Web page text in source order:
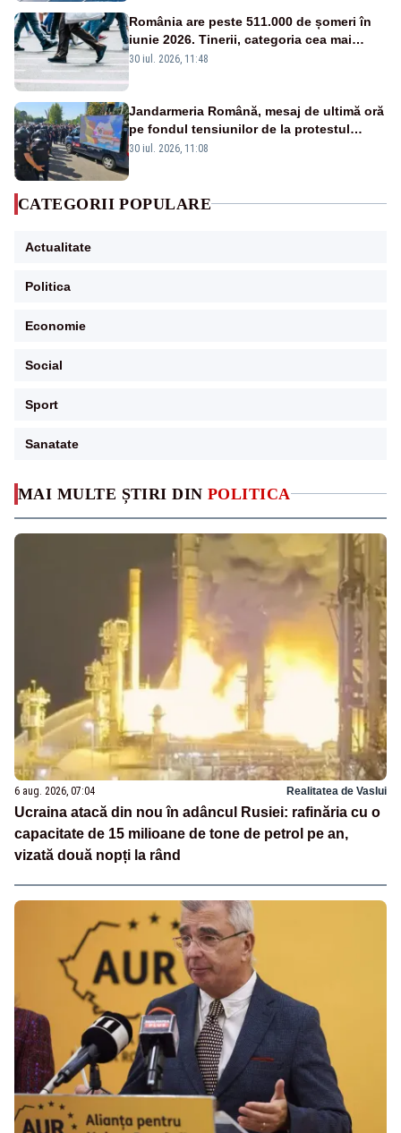
MAI MULTE ȘTIRI DIN POLITICA
6 aug. 2026, 07:04 Realitatea de Vaslui
Ucraina atacă din nou în adâncul Rusiei: rafinăria cu o
capacitate de 15 milioane de tone de petrol pe an,
vizată două nopți la rând
România are peste 511.000 de șomeri în
iunie 2026. Tinerii, categoria cea mai
afectată
30 iul. 2026, 11:48
Jandarmeria Română, mesaj de ultimă oră
pe fondul tensiunilor de la protestul
masiv al fermierilor - VIDEO
30 iul. 2026, 11:08
CATEGORII POPULARE
Actualitate
Politica
Economie
Social
Sport
Sanatate